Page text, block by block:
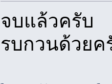
จบแล้วครับ
รบกวนด้วยค